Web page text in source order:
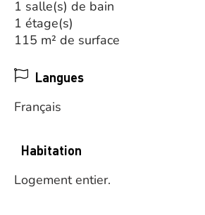
1 salle(s) de bain
1 étage(s)
115 m² de surface
Langues
Français
Habitation
Logement entier.